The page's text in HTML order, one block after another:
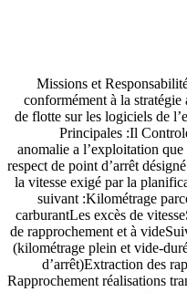
Missions et
conformément à la stratégie
de flotte sur les logiciels de
Principales :Il
anomalie a l’exploitation
respect de point d’arrêt
la vitesse exigé par la
suivant :Kilométrage
carburantLes excès de
de rapprochement et à
(kilométrage plein et vide-
d’arrêt)Extraction des
Rapprochement réalisations